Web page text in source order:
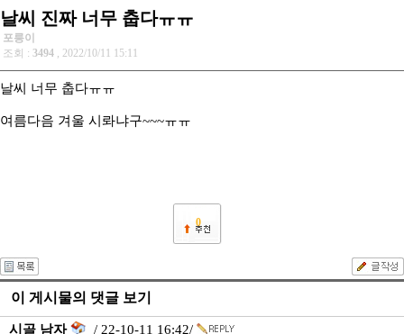
날씨 진짜 너무 춥다ㅠㅠ
포릉이
조회 : 3494 , 2022/10/11 15:11
날씨 너무 춥다ㅠㅠ
여름다음 겨울 시롸냐구~~~ㅠㅠ
0
이 게시물의 댓글 보기
시골 남자 / 22-10-11 16:42/